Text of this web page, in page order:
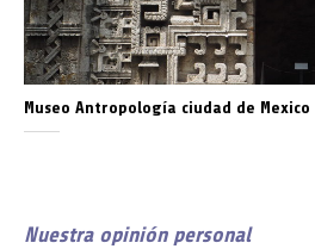
Museo Antropología ciudad de Mexico
Nuestra opinión personal